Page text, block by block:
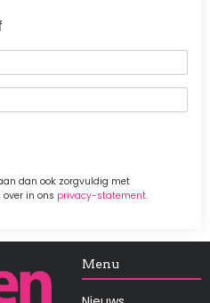
dan ook zorgvuldig met
over in ons privacy-statement.
Menu